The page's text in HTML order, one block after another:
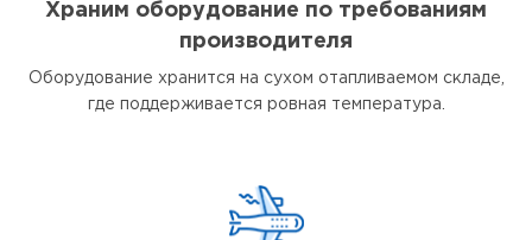
Храним оборудование по требованиям
производителя
Оборудование хранится на сухом отапливаемом складе,
где поддерживается ровная температура.